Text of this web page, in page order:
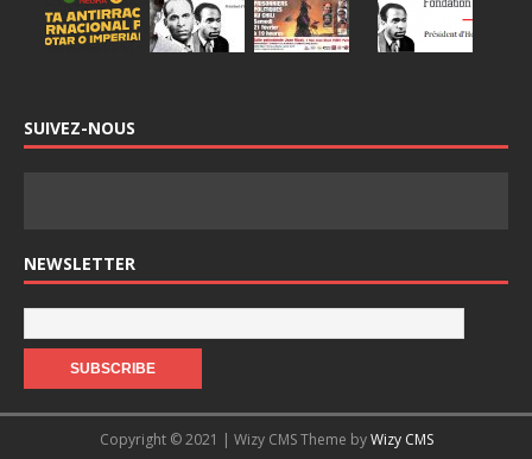
SUIVEZ-NOUS
NEWSLETTER
Copyright © 2021 | Wizy CMS Theme byWizy CMS